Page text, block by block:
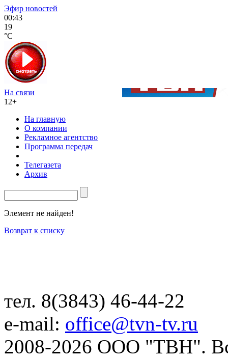
Эфир новостей
00:43
19
°C
На связи
12+
На главную
О компании
Рекламное агентство
Программа передач
Телегазета
Архив
Элемент не найден!
Возврат к списку
тел. 8(3843) 46-44-22
e-mail: office@tvn-tv.ru
2008-2026 ООО "ТВН".